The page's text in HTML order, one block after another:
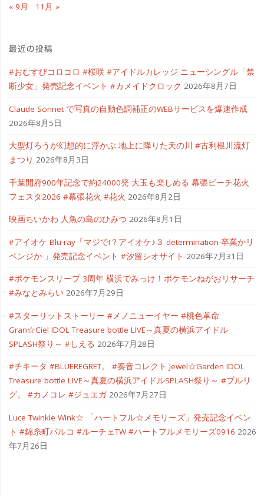
« 9月 11月 »
最近の投稿
#おむすびコロコロ #桜咲 #アイドルカレッジ ニューシングル「禁
断少女」発売記念イベント #カメイドクロック 2026年8月7日
Claude Sonnet で写真の自動色調補正のWEBサービスを爆速作成
2026年8月5日
大型灯ろうが幻想的に浮かぶ 地上に降りた天の川 #古利根川流灯
まつり 2026年8月3日
千葉開府900年記念で約24000発 大玉も楽しめる 幕張ビーチ花火
フェスタ2026 #幕張花火 #花火 2026年8月2日
映画ちいかわ 人魚の島のひみつ 2026年8月1日
#アイオケ Blu-ray「マジで!？アイオケ♪３ determination-卒業かリ
ベンジか-」発売記念イベント #汐留シオサイト 2026年7月31日
#ポケモンスリープ 3周年 横浜でみっけ！ポケモンねがおリサーチ
#みなとみらい 2026年7月29日
#スターリットストーリー #メノニューイヤー #桃色革命
Gran☆Ciel IDOL Treasure bottle LIVE～真夏の横浜アイドル
SPLASH祭り～ #しえる 2026年7月28日
#チキータ #BLUEREGRET。 #奏音コレクト Jewel☆Garden IDOL
Treasure bottle LIVE～真夏の横浜アイドルSPLASH祭り～ #ブルリ
グ。 #カノコレ #ジュエガ 2026年7月27日
Luce Twinkle Wink☆ 「ハートフル☆メモリーズ」発売記念イベン
ト #錦糸町パルコ #ルーチェTW #ハートフルメモリーズ0916 2026
年7月26日